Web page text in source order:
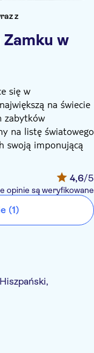
z
w
się w
na świecie
zabytków
na listę światowego
swoją imponującą
muzeum
w tym
dzieła sztuki z
Obecnie
kulturalnego,
dzięki
organizowanym na
się w burzliwą
historii tego
mnóstwo
które wciąż
doświadczenie,
Trasa historyczna
4,6/5
opinie są weryfikowane
(1)